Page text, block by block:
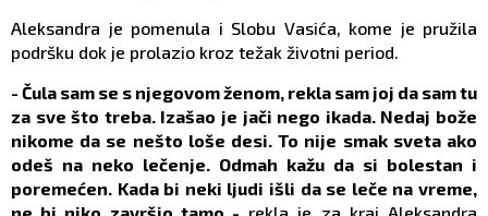
Aleksandra je pomenula i Slobu Vasića, kome je pružila
podršku dok je prolazio kroz težak životni period.
- Čula sam se s njegovom ženom, rekla sam joj da sam tu
za sve što treba. Izašao je jači nego ikada. Nedaj bože
nikome da se nešto loše desi. To nije smak sveta ako
odeš na neko lečenje. Odmah kažu da si bolestan i
poremećen. Kada bi neki ljudi išli da se leče na vreme,